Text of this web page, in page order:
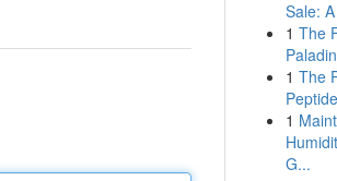
Sale:
1 The
1 The
1
G...